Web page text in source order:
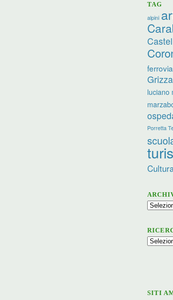
TAG
alpini
luciano
Porretta
Archivio
Ricerca
SITI